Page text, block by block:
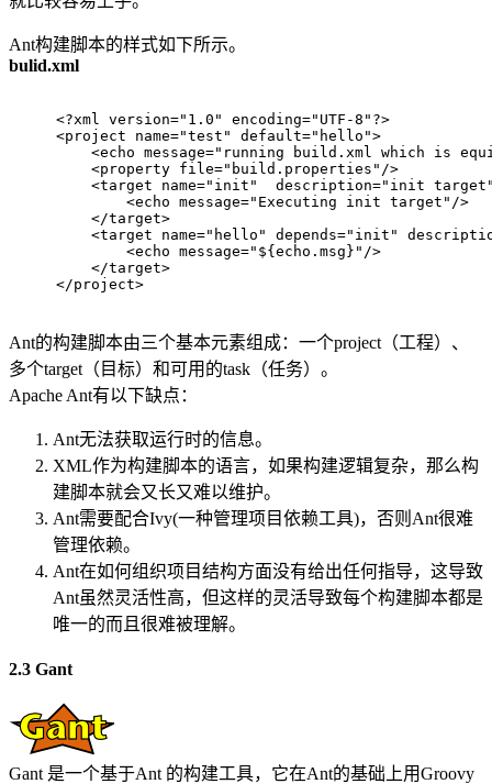
Ant构建脚本的样式如下所示。
bulid.xml
<?xml version="1.0" encoding="UTF-8"?>
<project name="test" default="hello">
<echo message="running build.xml which is
<property file="build.properties" />
<target name="init" description="init
<echo message="Executing init target" />
</target>
<target name="hello" depends="init"
<echo message="${echo.msg}" />
</target>
</project>
Ant的构建脚本由三个基本元素组成：一个project（工程）、
多个target（目标）和可用的task（任务）。
Apache Ant有以下缺点：
Ant无法获取运行时的信息。
XML作为构建脚本的语言，如果构建逻辑复杂，那么构
建脚本就会又长又难以维护。
Ant需要配合Ivy(一种管理项目依赖工具)，否则Ant很难
管理依赖。
Ant在如何组织项目结构方面没有给出任何指导，这导致
Ant虽然灵活性高，但这样的灵活导致每个构建脚本都是
唯一的而且很难被理解。
2.3 Gant
Gant 是一个基于Ant 的构建工具，它在Ant的基础上用Groovy